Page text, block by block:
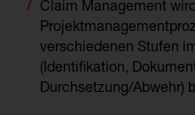
Claim Management
verschiedenen Stufen
(Identifikation,
Durchsetzung/Abwehr)